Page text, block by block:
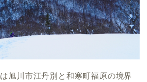
は旭川市江丹別と和寒町福原の境界